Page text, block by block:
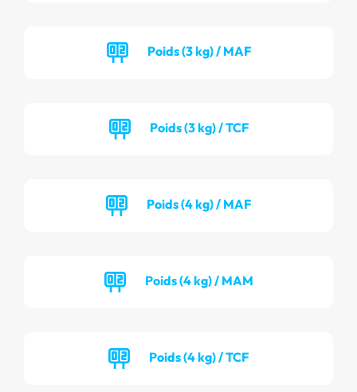
Poids (3 kg) / MAF
Poids (3 kg) / TCF
Poids (4 kg) / MAF
Poids (4 kg) / MAM
Poids (4 kg) / TCF